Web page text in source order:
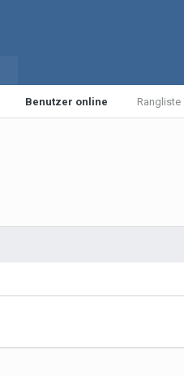
Benutzer online Rangliste